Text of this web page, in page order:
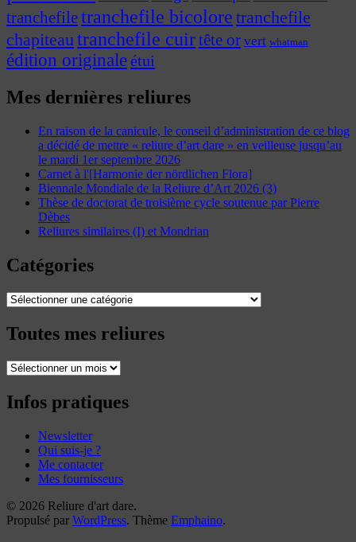
tranchefiletranchefile bicolore tranchefile
chapiteautranchefile cuirtête or vert whatman
édition originaleétui
Mes dernières reliures
En raison de la canicule, le conseil d’administration de ce blog
a décidé de mettre « reliure d’art dare » en veilleuse jusqu’au
le mardi 1er septembre 2026
Carnet à l'[Harmonie der nördlichen Flora]
Biennale Mondiale de la Reliure d’Art 2026 (3)
Thèse de doctorat de troisième cycle soutenue par Pierre
Dèbes
Reliures similaires (I) et Mondrian
Catégories
Catégories
Toutes mes reliures
Toutes
reliures
Infos pratiques
Newsletter
Qui suis-je ?
Me contacter
Mes fournisseurs
© 2026 Reliure d'art dare.
Propulsé par WordPress. Thème Emphaino.